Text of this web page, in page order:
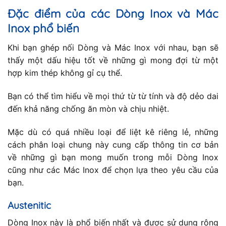
Đặc điểm của các Dòng Inox và Mác
Inox phổ biến
Khi bạn ghép nối Dòng và Mác Inox với nhau, bạn sẽ
thấy một dấu hiệu tốt về những gì mong đợi từ một
hợp kim thép không gỉ cụ thể.
Bạn có thể tìm hiểu về mọi thứ từ từ tính và độ dẻo dai
đến khả năng chống ăn mòn và chịu nhiệt.
Mặc dù có quá nhiều loại để liệt kê riêng lẻ, những
cách phân loại chung này cung cấp thông tin cơ bản
về những gì bạn mong muốn trong mỗi Dòng Inox
cũng như các Mác Inox để chọn lựa theo yêu cầu của
bạn.
Austenitic
Dòng Inox này là phổ biến nhất và được sử dụng rộng